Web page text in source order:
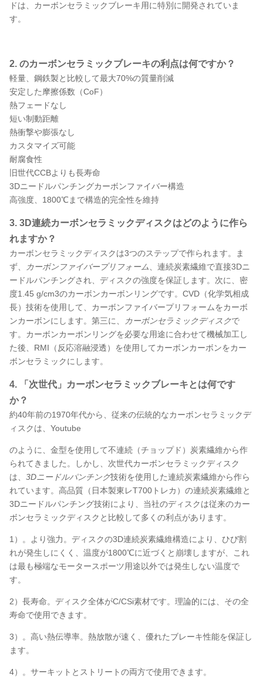
ドは、カーボンセラミックブレーキ用に特別に開発されていま
す。
2. のカーボンセラミックブレーキの利点は何ですか？
軽量、鋼鉄製と比較して最大70%の質量削減
安定した摩擦係数（CoF）
熱フェードなし
短い制動距離
熱衝撃や膨張なし
カスタマイズ可能
耐腐食性
旧世代CCBよりも長寿命
3Dニードルパンチングカーボンファイバー構造
高強度、1800℃まで構造的完全性を維持
3. 3D連続カーボンセラミックディスクはどのように作ら
れますか？
カーボンセラミックディスクは3つのステップで作られます。ま
ず、
カーボンファイバープリフォーム 、連続炭素繊維で直接3Dニ
ードルパンチングされ、ディスクの強度を保証します。次に、密
度1.45 g/cm3のカーボンカーボンリングです。CVD（化学気相成
長）技術を使用して、カーボンファイバープリフォームをカーボ
ンカーボンにします。第三に、
カーボンセラミックディスクで
す。カーボンカーボンリングを必要な用途に合わせて機械加工し
た後、RMI（反応溶融浸透）を使用してカーボンカーボンをカー
ボンセラミックにします。
4. 「次世代」カーボンセラミックブレーキとは何です
か？
約40年前の1970年代から、従来の伝統的なカーボンセラミックデ
ィスクは、Youtube
のように、金型を使用して不連続（チョップド）炭素繊維から作
られてきました。しかし、次世代カーボンセラミックディスク
は、 3Dニードルパンチング技術を使用した連続炭素繊維から作ら
れています。高品質（日本製東レT700トレカ）の連続炭素繊維と
3Dニードルパンチング技術により、当社のディスクは従来のカー
ボンセラミックディスクと比較して多くの利点があります。
1）。より強力。ディスクの3D連続炭素繊維構造により、ひび割
れが発生しにくく、温度が1800℃に近づくと崩壊しますが、これ
は最も極端なモータースポーツ用途以外では発生しない温度で
す。
2）長寿命。ディスク全体がC/CSi素材です。理論的には、その全
寿命で使用できます。
3）。高い熱伝導率。熱放散が速く、優れたブレーキ性能を保証し
ます。
4）。サーキットとストリートの両方で使用できます。